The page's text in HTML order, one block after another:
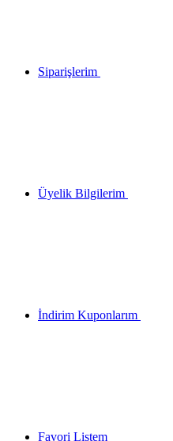
Siparişlerim
Üyelik Bilgilerim
İndirim Kuponlarım
Favori Listem